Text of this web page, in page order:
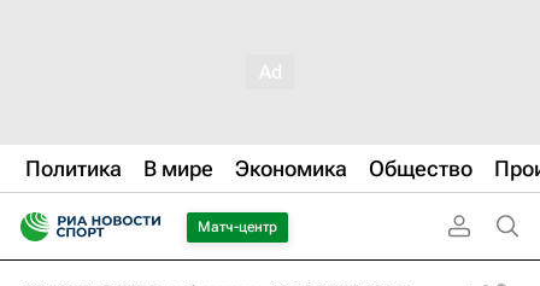
Политика В мире Экономика Общество
Матч-центр